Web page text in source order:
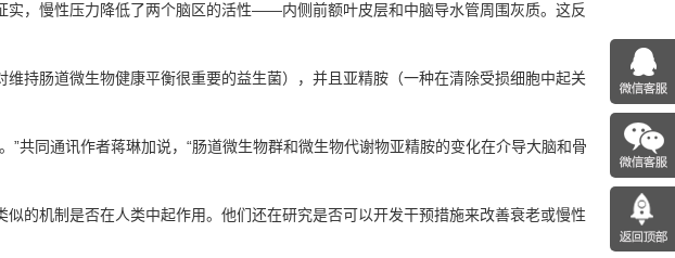
，慢性压力降低了两个脑区的活性——内侧前额叶皮层和中脑导水管周围灰质。这反
肠道微生物健康平衡很重要的益生菌），并且亚精胺（一种在清除受损细胞中起关
同通讯作者蒋琳加说，“肠道微生物群和微生物代谢物亚精胺的变化在介导大脑和骨
机制是否在人类中起作用。他们还在研究是否可以开发干预措施来改善衰老或慢性